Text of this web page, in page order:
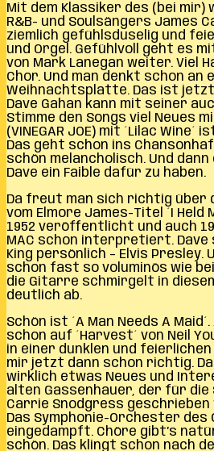
Mit dem Klassiker des (bei mir)
R&B- und Soulsängers James
ziemlich gefühlsduselig und
und Orgel. Gefühlvoll geht es
von Mark Lanegan weiter. Viel
Chor. Und man denkt schon an
Weihnachtsplatte. Das ist jetzt
Dave Gahan kann mit seiner
Stimme den Songs viel Neues
(VINEGAR JOE) mit ´Lilac
Das geht schon ins
schön melancholisch. Und
Dave ein Faible dafür zu haben.
Da freut man sich richtig
vom Elmore James-Titel ´I Held
1952 veröffentlicht und auch
MAC schon interpretiert. Dave
King persönlich – Elvis Presley.
schon fast so voluminös wie bei
die Gitarre schmirgelt in
deutlich ab.
Schön ist ´A Man Needs A
schon auf ´Harvest´ von Neil
in einer dunklen und
mir jetzt dann schon richtig. Da
wirklich etwas Neues und
alten Gassenhauer, der für die
Carrie Snodgress
Das Symphonie-Orchester des
eingedampft. Chöre gibt’s
schön. Das klingt schon nach